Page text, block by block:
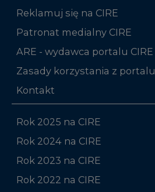
Reklamuj się na CIRE
Patronat medialny CIRE
ARE - wydawca portalu CIRE
Zasady korzystania z portalu
Kontakt
Rok 2025 na CIRE
Rok 2024 na CIRE
Rok 2023 na CIRE
Rok 2022 na CIRE